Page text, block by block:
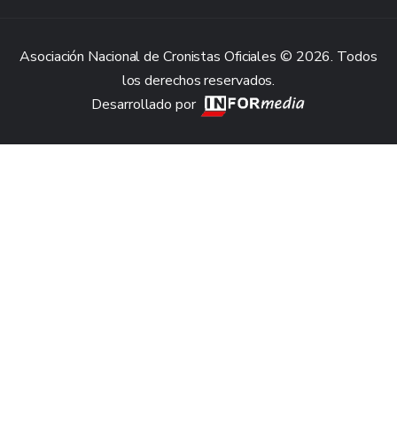
Asociación Nacional de Cronistas Oficiales © 2026. Todos
los derechos reservados.
Desarrollado por